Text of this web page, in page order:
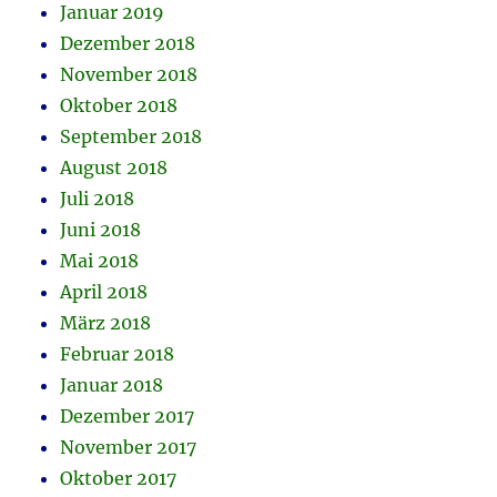
Januar 2019
Dezember 2018
November 2018
Oktober 2018
September 2018
August 2018
Juli 2018
Juni 2018
Mai 2018
April 2018
März 2018
Februar 2018
Januar 2018
Dezember 2017
November 2017
Oktober 2017